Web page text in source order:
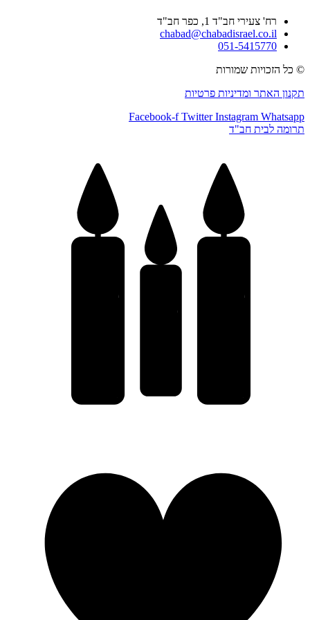
רח' צעירי חב"ד 1, כפר חב"ד
chabad@chabadisrael.co.il
051-5415770
הזכויות שמורות
האתר ומדיניות פרטיות
Facebook-f Twitter Instagram
לבית חב"ד